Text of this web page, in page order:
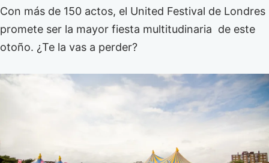
Con más de 150 actos, el United Festival de Londres
promete ser la mayor fiesta multitudinaria de este
otoño. ¿Te la vas a perder?